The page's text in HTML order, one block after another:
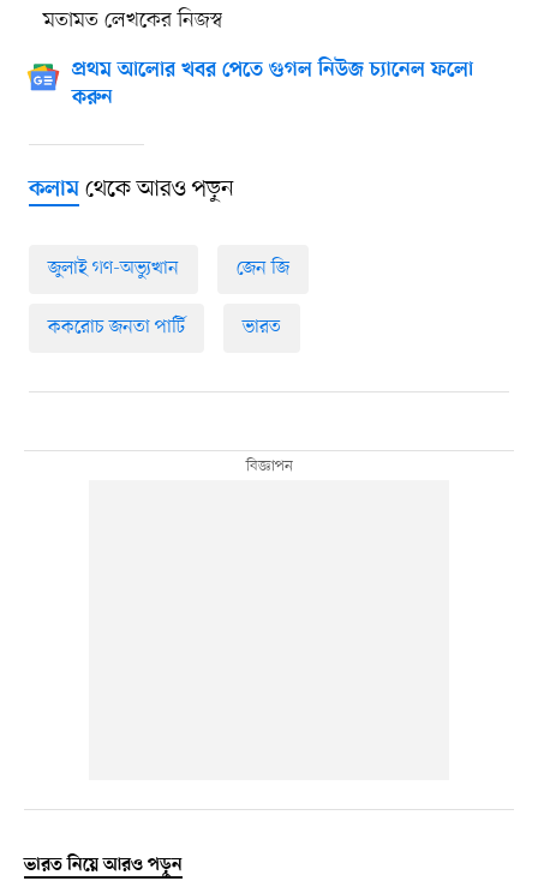
মতামত লেখকের নিজস্ব
প্রথম আলোর খবর পেতে গুগল নিউজ চ্যানেল ফলো
করুন
কলামথেকে আরও পড়ুন
জুলাই গণ-অভ্যুত্থান জেন জি
ককরোচ জনতা পার্টি ভারত
ভারত নিয়ে আরও পড়ুন